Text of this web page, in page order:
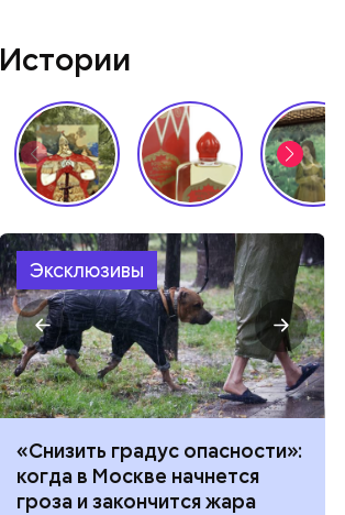
Истории
Эксклюзивы
«Снизить градус опасности»:
когда в Москве начнется
гроза и закончится жара